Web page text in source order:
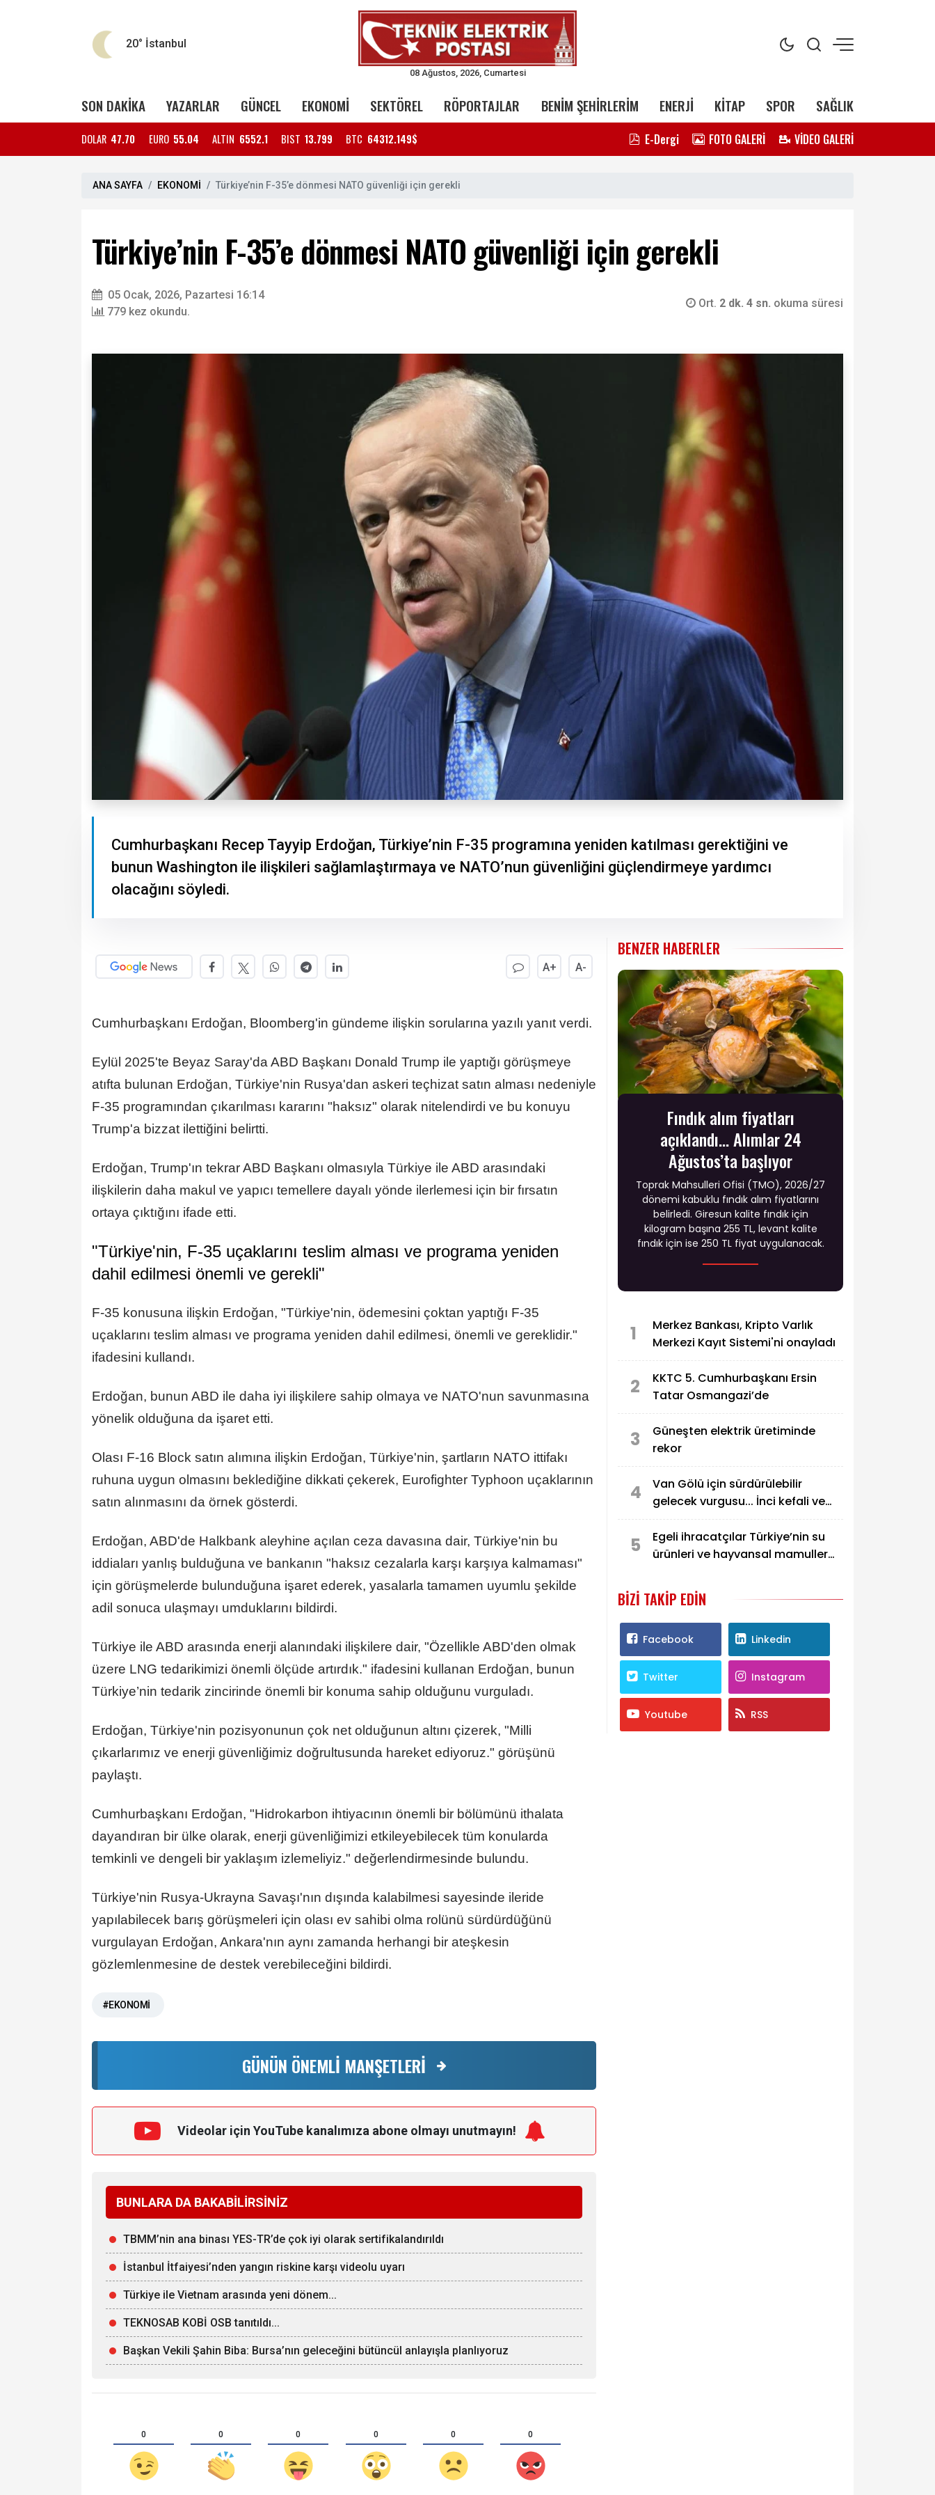
20° İstanbul
08 Ağustos, 2026, Cumartesi
SON DAKİKA YAZARLAR GÜNCEL EKONOMİ SEKTÖREL RÖPORTAJLAR BENİM ŞEHİRLERİM ENERJİ KİTAP SPOR SAĞLIK
DOLAR 47.70 EURO 55.04 ALTIN 6552.1 BIST 13.799 BTC 64312.149$ E-Dergi FOTO GALERİ VİDEO GALERİ
ANA SAYFA EKONOMİ Türkiye’nin F-35’e dönmesi NATO güvenliği için gerekli
Türkiye’nin F-35’e dönmesi NATO güvenliği için gerekli
05 Ocak, 2026, Pazartesi 16:14
779 kez okundu.
Ort. 2 dk. 4 sn. okuma süresi
Cumhurbaşkanı Recep Tayyip Erdoğan, Türkiye’nin F-35 programına yeniden katılması gerektiğini ve
bunun Washington ile ilişkileri sağlamlaştırmaya ve NATO’nun güvenliğini güçlendirmeye yardımcı
olacağını söyledi.
A+ A-
Cumhurbaşkanı Erdoğan, Bloomberg'in gündeme ilişkin sorularına yazılı yanıt verdi.
Eylül 2025'te Beyaz Saray'da ABD Başkanı Donald Trump ile yaptığı görüşmeye
atıfta bulunan Erdoğan, Türkiye'nin Rusya'dan askeri teçhizat satın alması nedeniyle
F-35 programından çıkarılması kararını "haksız" olarak nitelendirdi ve bu konuyu
Trump'a bizzat ilettiğini belirtti.
Erdoğan, Trump'ın tekrar ABD Başkanı olmasıyla Türkiye ile ABD arasındaki
ilişkilerin daha makul ve yapıcı temellere dayalı yönde ilerlemesi için bir fırsatın
ortaya çıktığını ifade etti.
"Türkiye'nin, F-35 uçaklarını teslim alması ve programa yeniden
dahil edilmesi önemli ve gerekli"
F-35 konusuna ilişkin Erdoğan, "Türkiye'nin, ödemesini çoktan yaptığı F-35
uçaklarını teslim alması ve programa yeniden dahil edilmesi, önemli ve gereklidir."
ifadesini kullandı.
Erdoğan, bunun ABD ile daha iyi ilişkilere sahip olmaya ve NATO'nun savunmasına
yönelik olduğuna da işaret etti.
Olası F-16 Block satın alımına ilişkin Erdoğan, Türkiye'nin, şartların NATO ittifakı
ruhuna uygun olmasını beklediğine dikkati çekerek, Eurofighter Typhoon uçaklarının
satın alınmasını da örnek gösterdi.
Erdoğan, ABD'de Halkbank aleyhine açılan ceza davasına dair, Türkiye'nin bu
iddiaları yanlış bulduğuna ve bankanın "haksız cezalarla karşı karşıya kalmaması"
için görüşmelerde bulunduğuna işaret ederek, yasalarla tamamen uyumlu şekilde
adil sonuca ulaşmayı umduklarını bildirdi.
Türkiye ile ABD arasında enerji alanındaki ilişkilere dair, "Özellikle ABD'den olmak
üzere LNG tedarikimizi önemli ölçüde artırdık." ifadesini kullanan Erdoğan, bunun
Türkiye’nin tedarik zincirinde önemli bir konuma sahip olduğunu vurguladı.
Erdoğan, Türkiye'nin pozisyonunun çok net olduğunun altını çizerek, "Milli
çıkarlarımız ve enerji güvenliğimiz doğrultusunda hareket ediyoruz." görüşünü
paylaştı.
Cumhurbaşkanı Erdoğan, "Hidrokarbon ihtiyacının önemli bir bölümünü ithalata
dayandıran bir ülke olarak, enerji güvenliğimizi etkileyebilecek tüm konularda
temkinli ve dengeli bir yaklaşım izlemeliyiz." değerlendirmesinde bulundu.
Türkiye'nin Rusya-Ukrayna Savaşı'nın dışında kalabilmesi sayesinde ileride
yapılabilecek barış görüşmeleri için olası ev sahibi olma rolünü sürdürdüğünü
vurgulayan Erdoğan, Ankara'nın aynı zamanda herhangi bir ateşkesin
gözlemlenmesine de destek verebileceğini bildirdi.
#EKONOMİ
GÜNÜN ÖNEMLİ MANŞETLERİ
Videolar için YouTube kanalımıza abone olmayı unutmayın!
BUNLARA DA BAKABİLİRSİNİZ
TBMM’nin ana binası YES-TR’de çok iyi olarak sertifikalandırıldı
İstanbul İtfaiyesi’nden yangın riskine karşı videolu uyarı
Türkiye ile Vietnam arasında yeni dönem...
TEKNOSAB KOBİ OSB tanıtıldı...
Başkan Vekili Şahin Biba: Bursa’nın geleceğini bütüncül anlayışla planlıyoruz
0 0 0 0 0 0
BENZER HABERLER
Fındık alım fiyatları
açıklandı... Alımlar 24
Ağustos’ta başlıyor
Toprak Mahsulleri Ofisi (TMO), 2026/27
dönemi kabuklu fındık alım fiyatlarını
belirledi. Giresun kalite fındık için
kilogram başına 255 TL, levant kalite
fındık için ise 250 TL fiyat uygulanacak.
1
Merkez Bankası, Kripto Varlık
Merkezi Kayıt Sistemi'ni onayladı
2
KKTC 5. Cumhurbaşkanı Ersin
Tatar Osmangazi’de
3
Güneşten elektrik üretiminde
rekor
4
Van Gölü için sürdürülebilir
gelecek vurgusu... İnci kefali ve
5
Egeli ihracatçılar Türkiye’nin su
ürünleri ve hayvansal mamuller
BIZI TAKIP EDIN
Facebook Linkedin
Twitter Instagram
Youtube RSS